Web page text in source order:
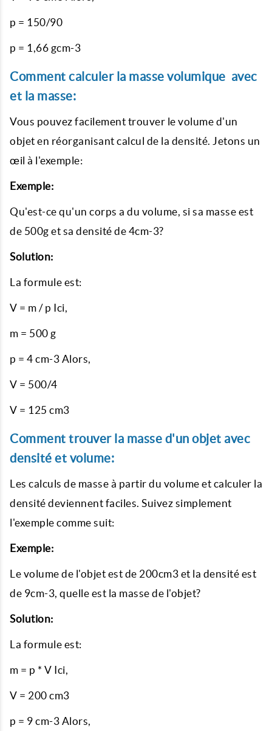
p = 150/90
p = 1,66 gcm-3
Comment calculer la masse volumique avec
et la masse:
Vous pouvez facilement trouver le volume d'un
objet en réorganisant calcul de la densité. Jetons un
œil à l'exemple:
Exemple:
Qu'est-ce qu'un corps a du volume, si sa masse est
de 500g et sa densité de 4cm-3?
Solution:
La formule est:
V = m / p Ici,
m = 500 g
p = 4 cm-3 Alors,
V = 500/4
V = 125 cm3
Comment trouver la masse d'un objet avec
densité et volume:
Les calculs de masse à partir du volume et calculer la
densité deviennent faciles. Suivez simplement
l'exemple comme suit:
Exemple:
Le volume de l'objet est de 200cm3 et la densité est
de 9cm-3, quelle est la masse de l'objet?
Solution:
La formule est:
m = p * V Ici,
V = 200 cm3
p = 9 cm-3 Alors,